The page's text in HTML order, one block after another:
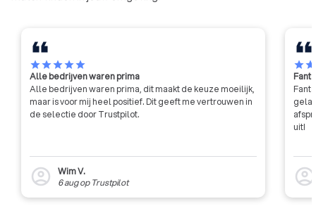
eisen qua integriteit en
starstarstarstarstar
Alle bedrijven waren prima
Alle bedrijven waren prima, dit maakt de keuze moeilijk,
maar is voor mij heel positief. Dit geeft me vertrouwen in
de selectie door Trustpilot.
account_circle
Wim V.
6 augop Trustpilot
starstar
uit!
account_circle